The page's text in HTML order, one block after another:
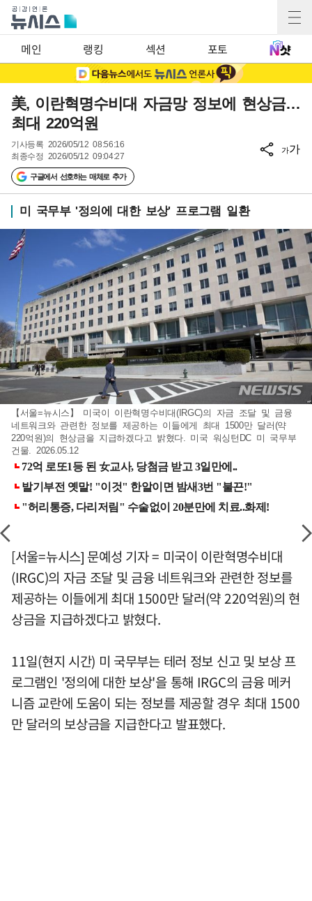
메인 랭킹 섹션 포토
美, 이란혁명수비대 자금망 정보에 현상금…
최대 220억원
기사등록 2026/05/12 08:56:16
최종수정 2026/05/12 09:04:27
구글에서 선호하는 매체로 추가
가가
미 국무부 '정의에 대한 보상' 프로그램 일환
【서울=뉴시스】 미국이 이란혁명수비대(IRGC)의 자금 조달 및 금융
네트워크와 관련한 정보를 제공하는 이들에게 최대 1500만 달러(약
220억원)의 현상금을 지급하겠다고 밝혔다. 미국 워싱턴DC 미 국무부
건물. 2026.05.12
[서울=뉴시스] 문예성 기자 = 미국이 이란혁명수비대
(IRGC)의 자금 조달 및 금융 네트워크와 관련한 정보를
제공하는 이들에게 최대 1500만 달러(약 220억원)의 현
상금을 지급하겠다고 밝혔다.
11일(현지 시간) 미 국무부는 테러 정보 신고 및 보상 프
로그램인 '정의에 대한 보상'을 통해 IRGC의 금융 메커
니즘 교란에 도움이 되는 정보를 제공할 경우 최대 1500
만 달러의 보상금을 지급한다고 발표했다.